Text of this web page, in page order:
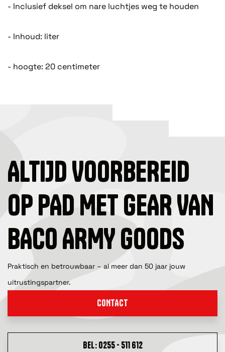
- Inclusief deksel om nare luchtjes weg te houden
- Inhoud: liter
- hoogte: 20 centimeter
ALTIJD VOORBEREID
OP PAD MET GEAR VAN
BACO ARMY GOODS
Praktisch en betrouwbaar – al meer dan 50 jaar jouw
uitrustingspartner.
CONTACT
BEL: 0255 - 511 612